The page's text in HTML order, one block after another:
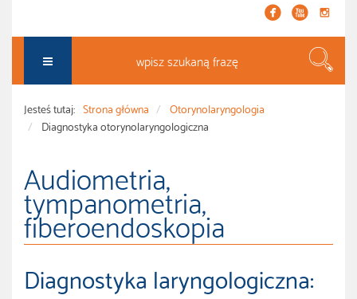
  instagram
Jesteś tutaj: Strona główna
Otorynolaryngologia
Diagnostyka otorynolaryngologiczna
Audiometria,
tympanometria,
fiberoendoskopia
Diagnostyka laryngologiczna: